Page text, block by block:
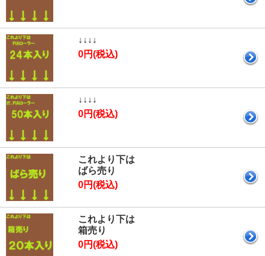
↓↓↓↓
0円(税込)
↓↓↓↓
0円(税込)
これより下は
ばら売り
0円(税込)
これより下は
箱売り
0円(税込)